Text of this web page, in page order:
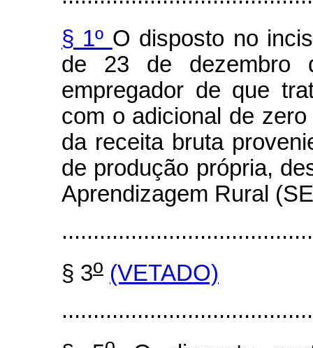
§ 1º O disposto no
de 23 de dezembro
empregador de que
com o adicional de
da receita bruta
de produção própria,
Aprendizagem Rural
§ 3o (VETADO)